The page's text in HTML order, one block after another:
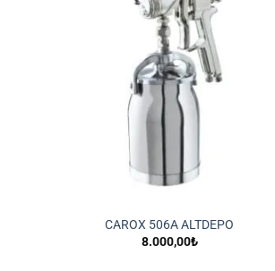
CAROX 506A ALTDEPO
8.000,00₺